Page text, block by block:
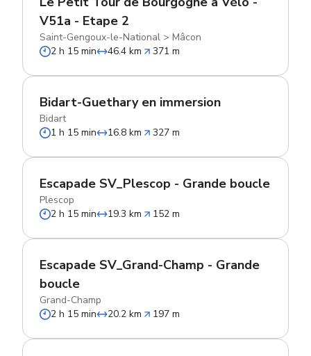
V51a - Etape 2
Saint-Gengoux-le-National > Mâcon
2 h 15 min
46.4 km 371 m
Bidart-Guethary en immersion
Bidart
1 h 15 min
16.8 km 327 m
Escapade SV_Plescop - Grande boucle
Plescop
2 h 15 min
19.3 km 152 m
Escapade SV_Grand-Champ - Grande
boucle
Grand-Champ
2 h 15 min
20.2 km 197 m